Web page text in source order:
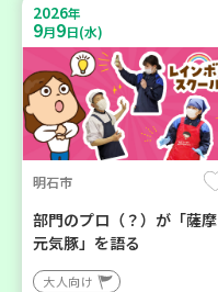
2026年
9月9日(水)
明石市
部門のプロ（？）が「薩摩
元気豚」を語る
大人向け